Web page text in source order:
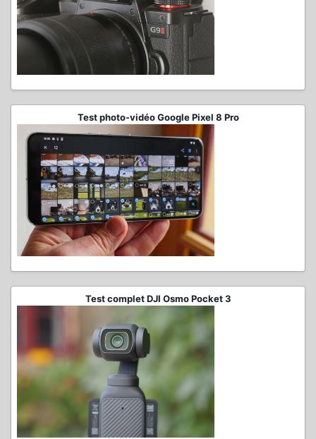
Test photo-vidéo Google Pixel 8 Pro
Test complet DJI Osmo Pocket 3